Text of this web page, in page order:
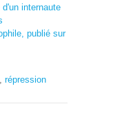
internaute
publié sur
, répression